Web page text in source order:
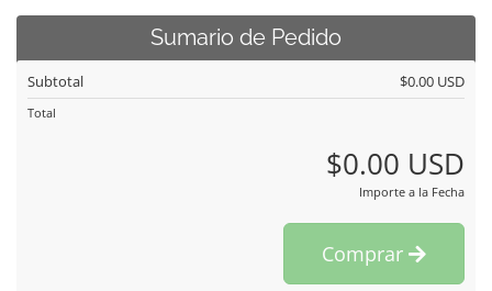
Sumario de Pedido
Subtotal $0.00 USD
Total
$0.00 USD
Importe a la Fecha
Comprar